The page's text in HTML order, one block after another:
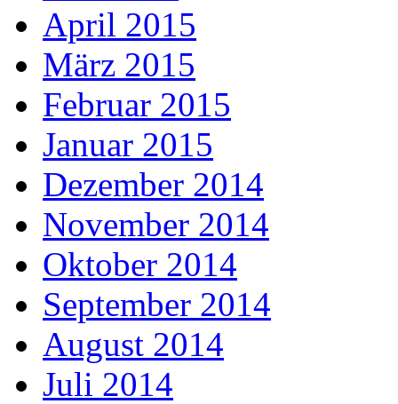
April 2015
März 2015
Februar 2015
Januar 2015
Dezember 2014
November 2014
Oktober 2014
September 2014
August 2014
Juli 2014